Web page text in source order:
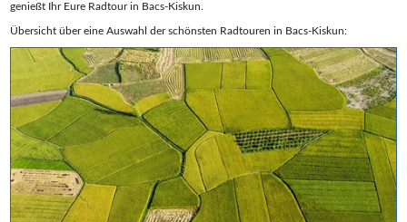
genießt Ihr Eure Radtour in Bacs-Kiskun.
Übersicht über eine Auswahl der schönsten Radtouren in Bacs-Kiskun: